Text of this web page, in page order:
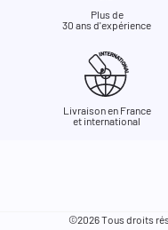
Plus de
30 ans d'expérience
Livraison en France
et international
©2026 Tous droits